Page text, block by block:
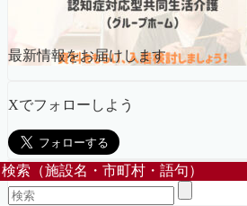
最新情報をお届けします
Xでフォローしよう
検索（施設名・市町村・語句）